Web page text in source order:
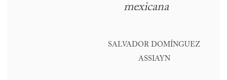
mexicana
SALVADOR DOMÍNGUEZ
ASSIAYN